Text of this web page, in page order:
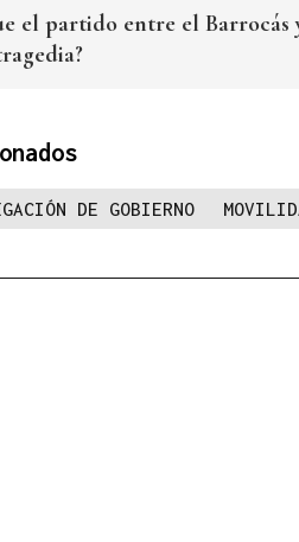
el partido entre el Barrocás
DE GOBIERNO